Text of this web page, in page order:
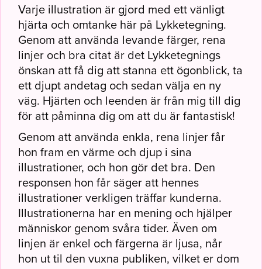
Varje illustration är gjord med ett vänligt
hjärta och omtanke här på Lykketegning.
Genom att använda levande färger, rena
linjer och bra citat är det Lykketegnings
önskan att få dig att stanna ett ögonblick, ta
ett djupt andetag och sedan välja en ny
väg. Hjärten och leenden är från mig till dig
för att påminna dig om att du är fantastisk!
Genom att använda enkla, rena linjer får
hon fram en värme och djup i sina
illustrationer, och hon gör det bra. Den
responsen hon får säger att hennes
illustrationer verkligen träffar kunderna.
Illustrationerna har en mening och hjälper
människor genom svåra tider. Även om
linjen är enkel och färgerna är ljusa, når
hon ut til den vuxna publiken, vilket er dom